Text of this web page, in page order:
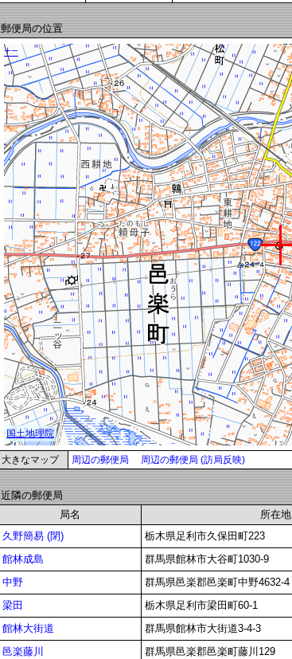
郵便局の位置
大きなマップ 周辺の郵便局 周辺の郵便局 (訪局反映)
近隣の郵便局
局名
所在地
久野簡易 (閉)
栃木県足利市久保田町223
館林成島
群馬県館林市大谷町1030-9
中野
群馬県邑楽郡邑楽町中野4632-4
梁田
栃木県足利市梁田町60-1
館林大街道
群馬県館林市大街道3-4-3
邑楽藤川
群馬県邑楽郡邑楽町藤川129